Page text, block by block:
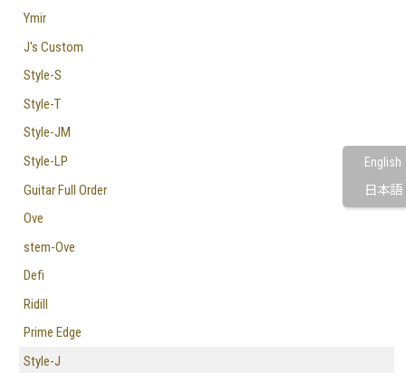
English
日本語
Ymir
J's Custom
Style-S
Style-T
Style-JM
Style-LP
Guitar Full Order
Ove
stem-Ove
Defi
Ridill
Prime Edge
Style-J